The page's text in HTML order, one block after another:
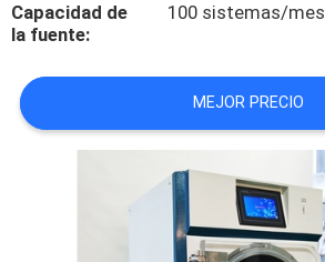
PIDA
UNA
CITA
Capacidad de
la fuente:
100 sistemas/mes
MEJOR PRECIO